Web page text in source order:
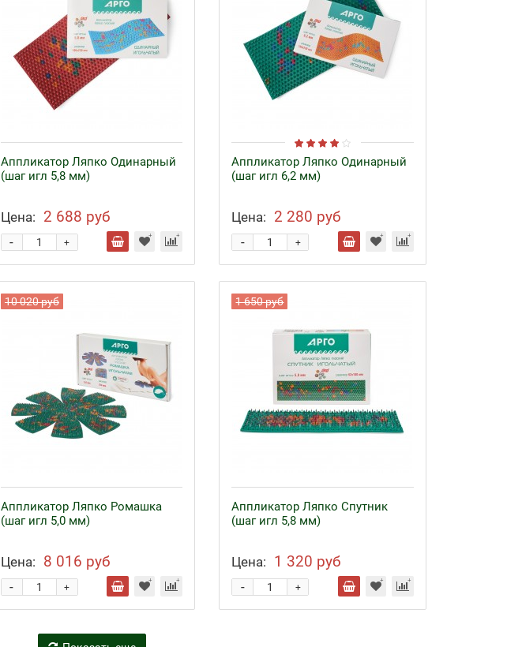
Аппликатор Ляпко Одинарный
(шаг игл 5,8 мм)
Цена: 2 688 руб
+
-
Аппликатор Ляпко Одинарный
(шаг игл 6,2 мм)
Цена: 2 280 руб
+
-
10 020 руб
Аппликатор Ляпко Ромашка
(шаг игл 5,0 мм)
Цена: 8 016 руб
+
-
1 650 руб
Аппликатор Ляпко Спутник
(шаг игл 5,8 мм)
Цена: 1 320 руб
+
-